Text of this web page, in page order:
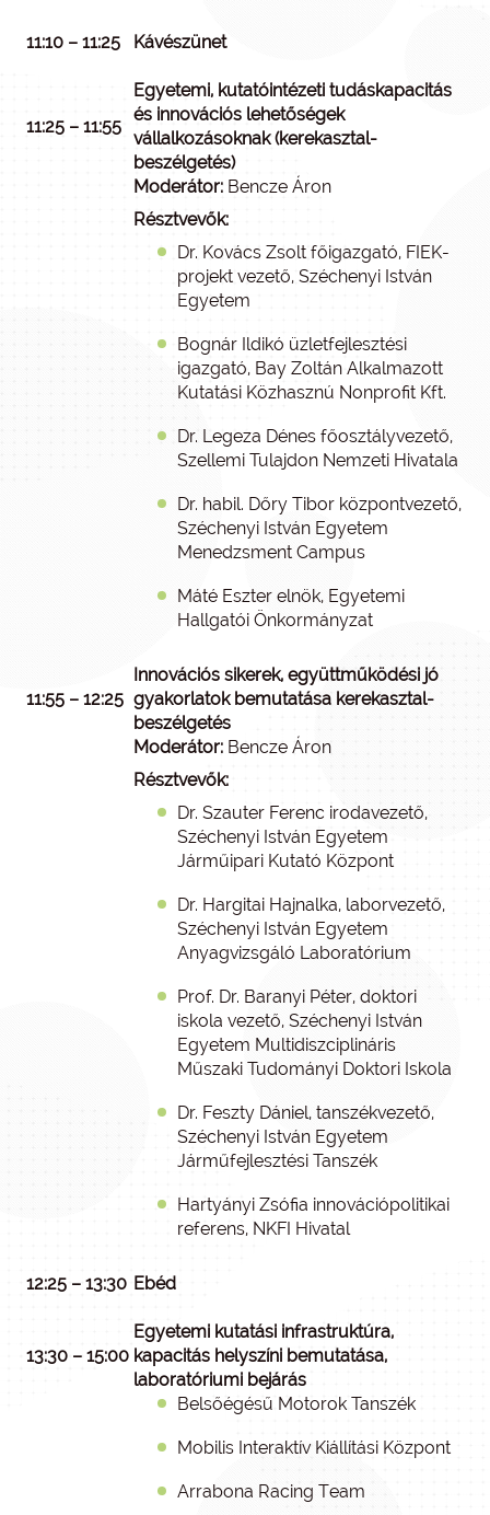
11:10 – 11:25 Kávészünet
11:25 – 11:55
Egyetemi, kutatóintézeti tudáskapacitás
és innovációs lehetőségek
vállalkozásoknak (kerekasztal-
beszélgetés)
Moderátor: Bencze Áron
Résztvevők:
Dr. Kovács Zsolt főigazgató, FIEK-
projekt vezető, Széchenyi István
Egyetem
Bognár Ildikó üzletfejlesztési
igazgató, Bay Zoltán Alkalmazott
Kutatási Közhasznú Nonprofit Kft.
Dr. Legeza Dénes főosztályvezető,
Szellemi Tulajdon Nemzeti Hivatala
Dr. habil. Dőry Tibor központvezető,
Széchenyi István Egyetem
Menedzsment Campus
Máté Eszter elnök, Egyetemi
Hallgatói Önkormányzat
11:55 – 12:25
Innovációs sikerek, együttműködési jó
gyakorlatok bemutatása kerekasztal-
beszélgetés
Moderátor: Bencze Áron
Résztvevők:
Dr. Szauter Ferenc irodavezető,
Széchenyi István Egyetem
Járműipari Kutató Központ
Dr. Hargitai Hajnalka, laborvezető,
Széchenyi István Egyetem
Anyagvizsgáló Laboratórium
Prof. Dr. Baranyi Péter, doktori
iskola vezető, Széchenyi István
Egyetem Multidiszciplináris
Műszaki Tudományi Doktori Iskola
Dr. Feszty Dániel, tanszékvezető,
Széchenyi István Egyetem
Járműfejlesztési Tanszék
Hartyányi Zsófia innovációpolitikai
referens, NKFI Hivatal
12:25 – 13:30 Ebéd
13:30 – 15:00
Egyetemi kutatási infrastruktúra,
kapacitás helyszíni bemutatása,
laboratóriumi bejárás
Belsőégésű Motorok Tanszék
Mobilis Interaktív Kiállítási Központ
Arrabona Racing Team